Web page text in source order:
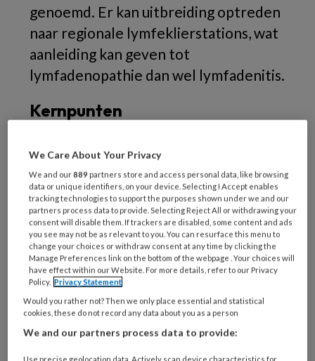
genoemd. Er kan uitbreiding optreden
naar regionale lymfeklierstations, wat
aanleiding kan geven tot
lymfadenopathie dan wel lymfadenitis.
Kernpunten
streeptekening in de huid.
Lymfangitis wordt meestal veroorzaakt
door een met een bètahemolytische
streptokok geïnfecteerde huidverwonding.
Lymfangitis is op zichzelf geen indicatie om
een bacteriële huidinfectie te
behandelen met orale antibiotica.
Overweeg orale smalspectrumantiobiotica
bij ernstige symptomen, koorts
en onderliggende condities zoals diabetes
We Care About Your Privacy
We and our889 partners store and access personal data, like browsing
data or unique identifiers, on your device. Selecting I Accept enables
tracking technologies to support the purposes shown under we and our
partners process data to provide. Selecting Reject All or withdrawing your
consent will disable them. If trackers are disabled, some content and ads
you see may not be as relevant to you. You can resurface this menu to
change your choices or withdraw consent at any time by clicking the
Manage Preferences link on the bottom of the webpage . Your choices will
have effect within our Website. For more details, refer to our Privacy
Policy. Privacy Statement
Would you rather not? Then we only place essential and statistical
cookies, these do not record any data about you as a person
We and our partners process data to provide:
Use precise geolocation data. Actively scan device characteristics for